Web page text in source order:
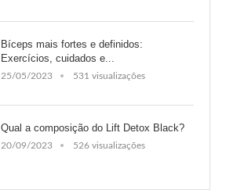
Bíceps mais fortes e definidos:
Exercícios, cuidados e...
25/05/2023 531 visualizações
Qual a composição do Lift Detox Black?
20/09/2023 526 visualizações